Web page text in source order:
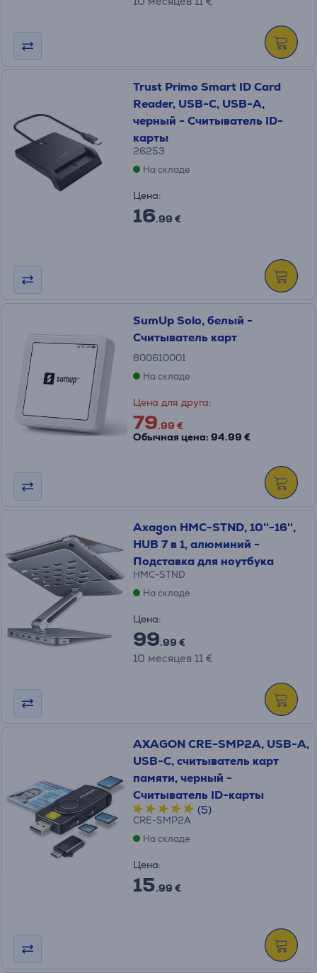
Trust Primo Smart ID Card
Reader, USB-C, USB-A,
черный - Считыватель ID-
карты
26253
На складе
Цена:
16.99 €
SumUp Solo, белый -
Считыватель карт
800610001
На складе
Цена для друга:
79.99 €
Обычная цена: 94.99 €
Axagon HMC-STND, 10''-16'',
HUB 7 в 1, алюминий -
Подставка для ноутбука
HMC-STND
На складе
Цена:
99.99 €
10 месяцев 11 €
AXAGON CRE-SMP2A, USB-A,
USB-C, считыватель карт
памяти, черный -
Считыватель ID-карты
(5)
CRE-SMP2A
На складе
Цена:
15.99 €